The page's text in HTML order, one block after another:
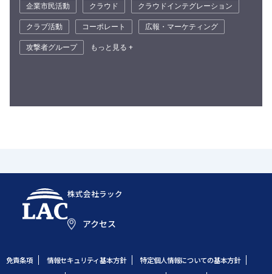
企業市民活動
クラウド
クラウドインテグレーション
クラブ活動
コーポレート
広報・マーケティング
攻撃者グループ
もっと見る +
株式会社ラック
アクセス
免責条項 情報セキュリティ基本方針
特定個人情報についての基本方針